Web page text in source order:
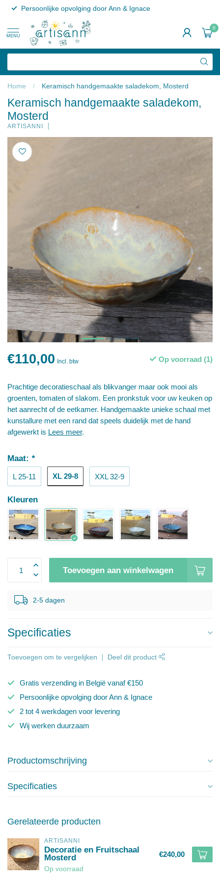
Persoonlijke opvolging door Ann & Ignace
MENU
0
Home / Keramisch handgemaakte saladekom, Mosterd
Keramisch handgemaakte saladekom,
Mosterd
ARTISANNI
€110,00 Incl. btw Op voorraad (1)
Prachtige decoratieschaal als blikvanger maar ook mooi als
groenten, tomaten of slakom. Een pronkstuk voor uw keuken op
het aanrecht of de eetkamer. Handgemaakte unieke schaal met
kunstallure met een rand dat speels duidelijk met de hand
afgewerkt is Lees meer.
Maat: *
L 25-11 XL 29-8 XXL 32-9
Kleuren
Toevoegen aan winkelwagen
2-5 dagen
Specificaties
Toevoegen om te vergelijken Deel dit product
Gratis verzending in België vanaf €150
Persoonlijke opvolging door Ann & Ignace
2 tot 4 werkdagen voor levering
Wij werken duurzaam
Productomschrijving
Specificaties
Gerelateerde producten
ARTISANNI
Decoratie en Fruitschaal
Mosterd
Op voorraad
€240,00